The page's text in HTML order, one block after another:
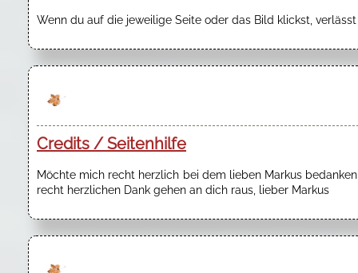
Wenn du auf die jeweilige Seite oder das Bild klickst,
Credits / Seitenhilfe
Möchte mich recht herzlich bei dem lieben Markus
recht herzlichen Dank gehen an dich raus, lieber Markus